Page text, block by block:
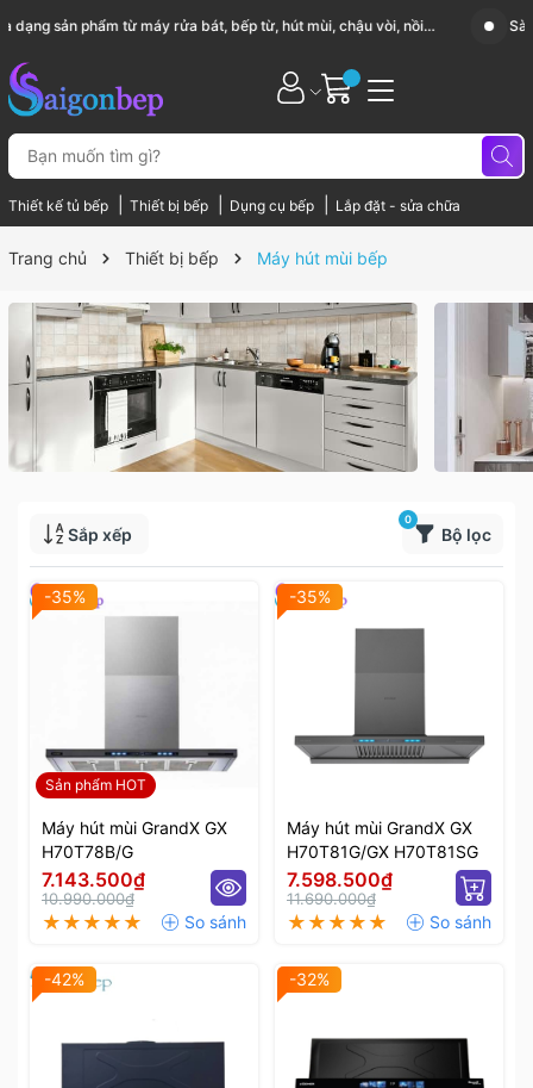
Sài Gòn Bếp chuyên thiết bị bếp, gia dụng bếp cao cấp
Thiết kế tủ bếp Thiết bị bếp Dụng cụ bếp Lắp đặt - sửa chữa
Trang chủ Thiết bị bếp Máy hút mùi bếp
Sắp xếp Bộ lọc
0
Sản phẩm HOT
-35%
Máy hút mùi GrandX GX
H70T78B/G
7.143.500₫
10.990.000₫
-35%
Máy hút mùi GrandX GX
H70T81G/GX H70T81SG
7.598.500₫
11.690.000₫
-42% -32%